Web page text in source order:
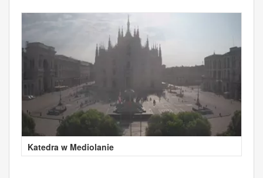
Katedra w Mediolanie